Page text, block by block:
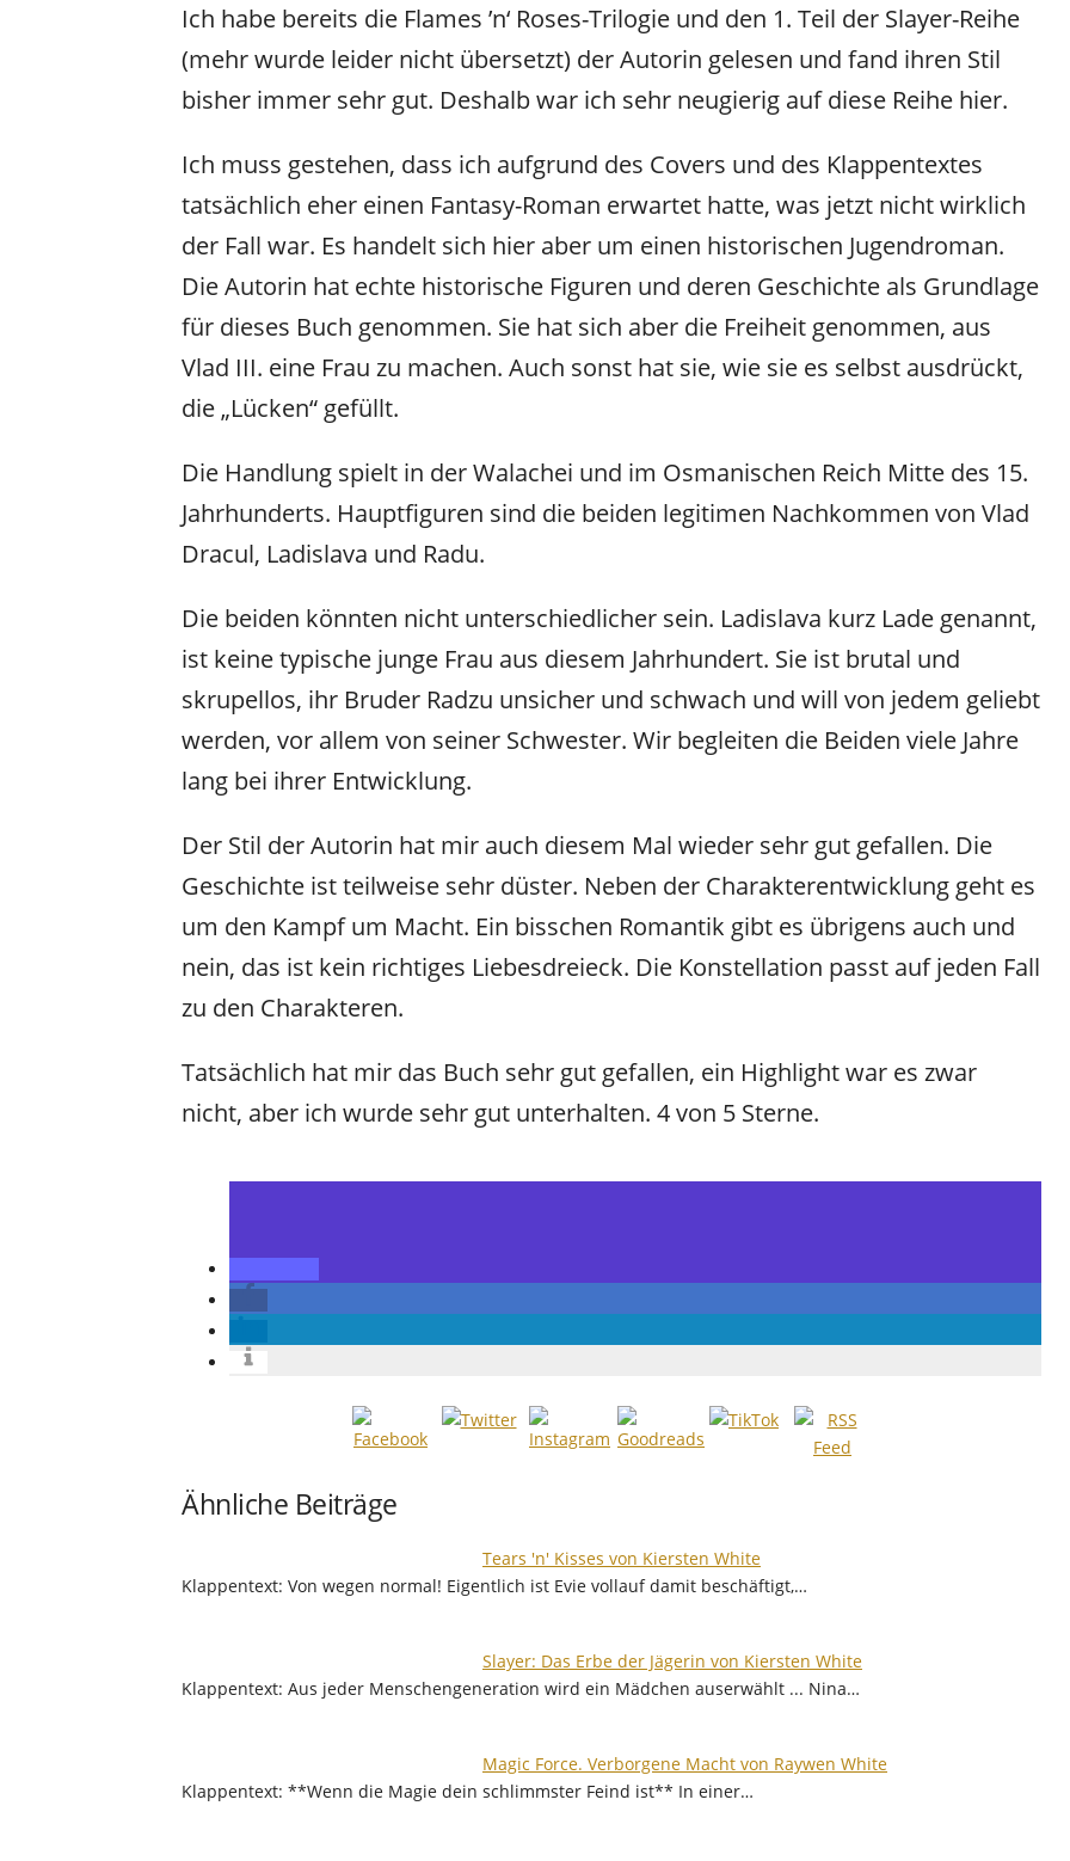
Ich habe bereits die Flames ’n‘ Roses-Trilogie und den 1. Teil der Slayer-Reihe
(mehr wurde leider nicht übersetzt) der Autorin gelesen und fand ihren Stil
bisher immer sehr gut. Deshalb war ich sehr neugierig auf diese Reihe hier.
Ich muss gestehen, dass ich aufgrund des Covers und des Klappentextes
tatsächlich eher einen Fantasy-Roman erwartet hatte, was jetzt nicht wirklich
der Fall war. Es handelt sich hier aber um einen historischen Jugendroman.
Die Autorin hat echte historische Figuren und deren Geschichte als Grundlage
für dieses Buch genommen. Sie hat sich aber die Freiheit genommen, aus
Vlad III. eine Frau zu machen. Auch sonst hat sie, wie sie es selbst ausdrückt,
die „Lücken“ gefüllt.
Die Handlung spielt in der Walachei und im Osmanischen Reich Mitte des 15.
Jahrhunderts. Hauptfiguren sind die beiden legitimen Nachkommen von Vlad
Dracul, Ladislava und Radu.
Die beiden könnten nicht unterschiedlicher sein. Ladislava kurz Lade genannt,
ist keine typische junge Frau aus diesem Jahrhundert. Sie ist brutal und
skrupellos, ihr Bruder Radzu unsicher und schwach und will von jedem geliebt
werden, vor allem von seiner Schwester. Wir begleiten die Beiden viele Jahre
lang bei ihrer Entwicklung.
Der Stil der Autorin hat mir auch diesem Mal wieder sehr gut gefallen. Die
Geschichte ist teilweise sehr düster. Neben der Charakterentwicklung geht es
um den Kampf um Macht. Ein bisschen Romantik gibt es übrigens auch und
nein, das ist kein richtiges Liebesdreieck. Die Konstellation passt auf jeden Fall
zu den Charakteren.
Tatsächlich hat mir das Buch sehr gut gefallen, ein Highlight war es zwar
nicht, aber ich wurde sehr gut unterhalten. 4 von 5 Sterne.
Ähnliche Beiträge
Tears 'n' Kisses von Kiersten White
Klappentext: Von wegen normal! Eigentlich ist Evie vollauf damit beschäftigt,…
Slayer: Das Erbe der Jägerin von Kiersten White
Klappentext: Aus jeder Menschengeneration wird ein Mädchen auserwählt ... Nina…
Magic Force. Verborgene Macht von Raywen White
Klappentext: **Wenn die Magie dein schlimmster Feind ist** In einer…